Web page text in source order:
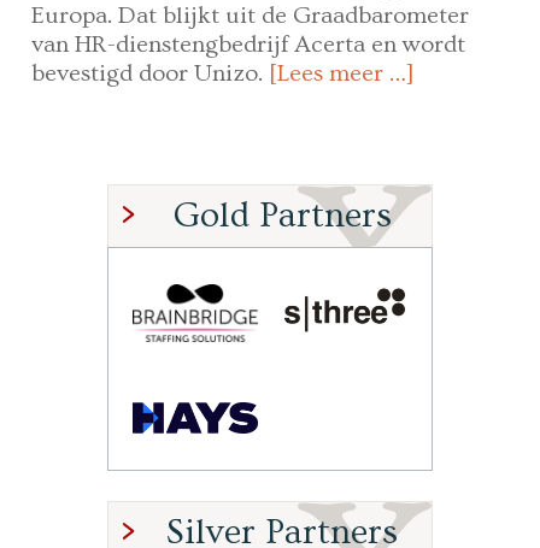
Europa. Dat blijkt uit de Graadbarometer
van HR-dienstengbedrijf Acerta en wordt
bevestigd door Unizo. [Lees meer …]
Gold Partners
Silver Partners